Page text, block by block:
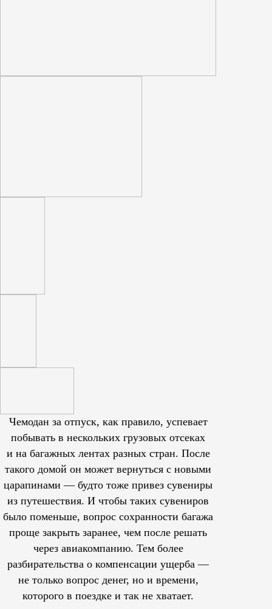
Чемодан за отпуск, как правило, успевает
побывать в нескольких грузовых отсеках
и на багажных лентах разных стран. После
такого домой он может вернуться с новыми
царапинами — будто тоже привез сувениры
из путешествия. И чтобы таких сувениров
было поменьше, вопрос сохранности багажа
проще закрыть заранее, чем после решать
через авиакомпанию. Тем более
разбирательства о компенсации ущерба —
не только вопрос денег, но и времени,
которого в поездке и так не хватает.